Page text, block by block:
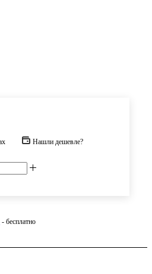
Нашли дешевле?
- бесплатно